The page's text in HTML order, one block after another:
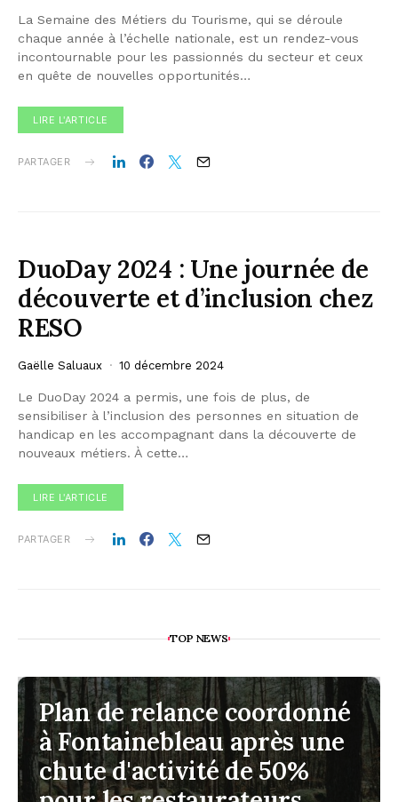
La Semaine des Métiers du Tourisme, qui se déroule
chaque année à l’échelle nationale, est un rendez-vous
incontournable pour les passionnés du secteur et ceux
en quête de nouvelles opportunités…
LIRE L'ARTICLE
PARTAGER
DuoDay 2024 : Une journée de
découverte et d’inclusion chez
RESO
Gaëlle Saluaux 10 décembre 2024
Le DuoDay 2024 a permis, une fois de plus, de
sensibiliser à l’inclusion des personnes en situation de
handicap en les accompagnant dans la découverte de
nouveaux métiers. À cette…
LIRE L'ARTICLE
PARTAGER
TOP NEWS
Plan de relance coordonné
à Fontainebleau après une
chute d'activité de 50%